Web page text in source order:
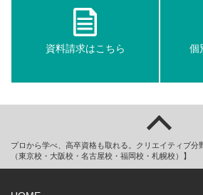
資料請求はこちら 個
プロから学べ、高卒資格も取れる。クリエイティブ分
（東京校・大阪校・名古屋校・福岡校・札幌校）】